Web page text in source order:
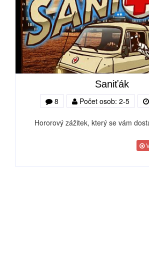
Saniťák
8 Počet osob: 2-5
Hororový zážitek, který se vám